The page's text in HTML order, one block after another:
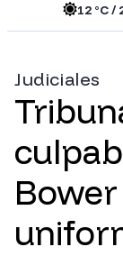
12 °C /
Judiciales